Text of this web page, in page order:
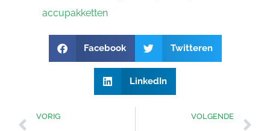
accupakketten
Facebook Twitteren
LinkedIn
VORIG VOLGENDE